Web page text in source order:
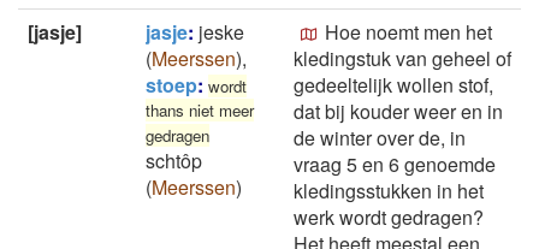
[jasje]
jasje: jeske
(Meerssen),
stoep: wordt
thans niet meer
gedragen
schtôp
(Meerssen)
Hoe noemt men het
kledingstuk van geheel of
gedeeltelijk wollen stof,
dat bij kouder weer en in
de winter over de, in
vraag 5 en 6 genoemde
kledingsstukken in het
werk wordt gedragen?